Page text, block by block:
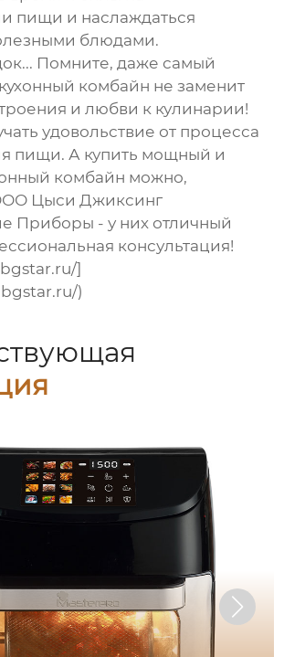
пищи и наслаждаться
блюдами.
Помните, даже самый
комбайн не заменит
и любви к кулинарии!
удовольствие от процесса
пищи. А купить мощный и
комбайн можно,
Цыси Джиксинг
Приборы - у них отличный
консультация!
]
)